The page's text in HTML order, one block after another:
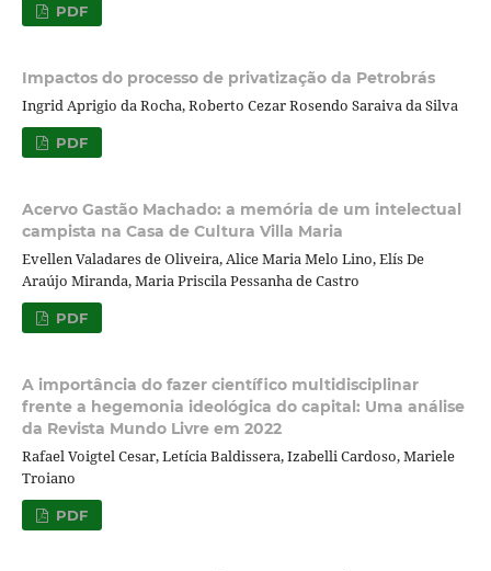
PDF
Impactos do processo de privatização da Petrobrás
Ingrid Aprigio da Rocha, Roberto Cezar Rosendo Saraiva da Silva
PDF
Acervo Gastão Machado: a memória de um intelectual
campista na Casa de Cultura Villa Maria
Evellen Valadares de Oliveira, Alice Maria Melo Lino, Elís De
Araújo Miranda, Maria Priscila Pessanha de Castro
PDF
A importância do fazer científico multidisciplinar
frente a hegemonia ideológica do capital: Uma análise
da Revista Mundo Livre em 2022
Rafael Voigtel Cesar, Letícia Baldissera, Izabelli Cardoso, Mariele
Troiano
PDF